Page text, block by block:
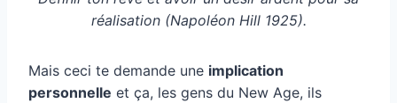
réalisation (Napoléon Hill 1925).
Mais ceci te demande une implication
personnelle et ça, les gens du New Age, ils